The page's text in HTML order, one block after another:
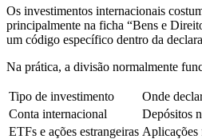
Os investimentos internacionais
principalmente na ficha “Bens e
um código específico dentro da
Na prática, a divisão normalmente
Tipo de investimento
Onde
Conta internacional
Depósitos
ETFs e ações estrangeiras Aplicações